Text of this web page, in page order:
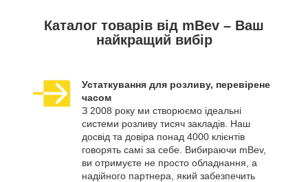
Каталог товарів від mBev – Ваш
найкращий вибір
Устаткування для розливу, перевірене
часом
З 2008 року ми створюємо ідеальні
системи розливу тисяч закладів. Наш
досвід та довіра понад 4000 клієнтів
говорять самі за себе. Вибираючи mBev,
ви отримуєте не просто обладнання, а
надійного партнера, який забезпечить